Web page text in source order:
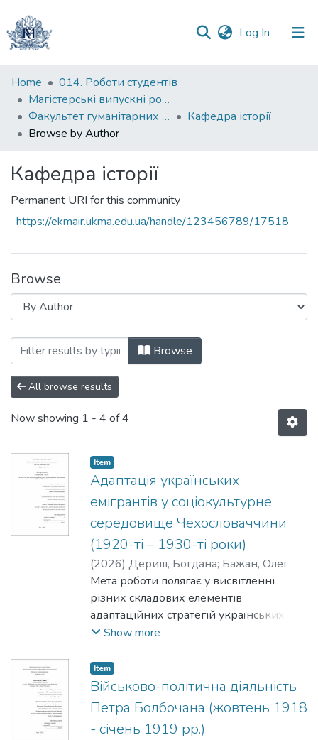
Log In (current)
Communities
&
Collections
All of DSpace
Home
014. Роботи студентів
Магістерські випускні роботи
Факультет гуманітарних наук
Кафедра історії
Browse by Author
Кафедра історії
Permanent URI for this community
https://ekmair.ukma.edu.ua/handle/123456789/17518
Browse
Browsing Кафедра історії by Author
Browse
All browse results
Now showing 1 - 4 of 4
Item
Адаптація українських
емігрантів у соціокультурне
середовище Чехословаччини
(1920-ті – 1930-ті роки)
(2026) Дериш, Богдана; Бажан, Олег
Мета роботи полягає у висвітленні
різних складових елементів
адаптаційних стратегій українських
емігрантів в ЧСР.
Show more
Item
Військово-політична діяльність
Петра Болбочана (жовтень 1918
- січень 1919 рр.)